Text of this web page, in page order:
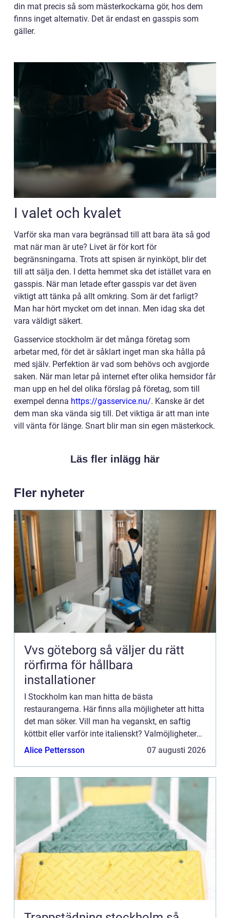
din mat precis så som mästerkockarna gör, hos dem
finns inget alternativ. Det är endast en gasspis som
gäller.
I valet och kvalet
Varför ska man vara begränsad till att bara äta så god
mat när man är ute? Livet är för kort för
begränsningarna. Trots att spisen är nyinköpt, blir det
till att sälja den. I detta hemmet ska det istället vara en
gasspis. När man letade efter gasspis var det även
viktigt att tänka på allt omkring. Som är det farligt?
Man har hört mycket om det innan. Men idag ska det
vara väldigt säkert.
Gasservice stockholm är det många företag som
arbetar med, för det är såklart inget man ska hålla på
med själv. Perfektion är vad som behövs och avgjorde
saken. När man letar på internet efter olika hemsidor får
man upp en hel del olika förslag på företag, som till
exempel denna https://gasservice.nu/. Kanske är det
dem man ska vända sig till. Det viktiga är att man inte
vill vänta för länge. Snart blir man sin egen mästerkock.
Läs fler inlägg här
Fler nyheter
Vvs göteborg så väljer du rätt
rörfirma för hållbara
installationer
I Stockholm kan man hitta de bästa
restaurangerna. Här finns alla möjligheter att hitta
det man söker. Vill man ha veganskt, en saftig
köttbit eller varför inte italienskt? Valmöjligheterna
är väldigt många. Man låter sig inspireras av den
Alice Pettersson 07 augusti 2026